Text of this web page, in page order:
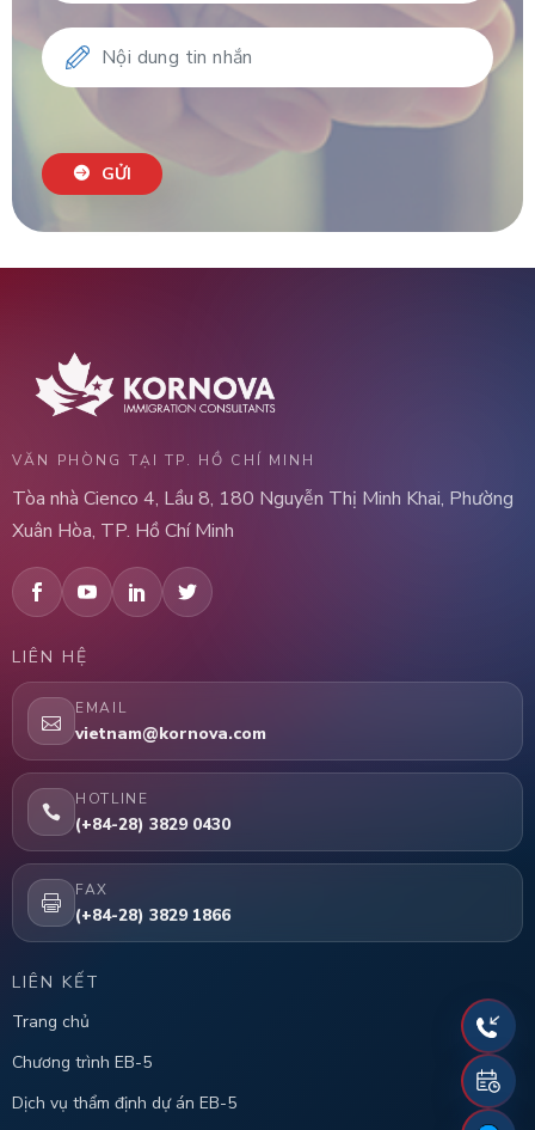
GỬI
VĂN PHÒNG TẠI TP. HỒ CHÍ MINH
Tòa nhà Cienco 4, Lầu 8, 180 Nguyễn Thị Minh Khai, Phường
Xuân Hòa, TP. Hồ Chí Minh
LIÊN HỆ
EMAIL
vietnam@kornova.com
HOTLINE
(+84-28) 3829 0430
FAX
(+84-28) 3829 1866
LIÊN KẾT
Trang chủ
Chương trình EB-5
Dịch vụ thẩm định dự án EB-5